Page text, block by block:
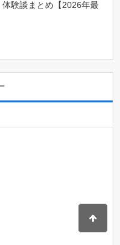
験談まとめ【2026年最